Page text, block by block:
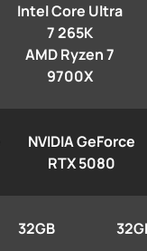
Intel Core Ultra
7 265K
AMD Ryzen 7
9700X
NVIDIA GeForce
RTX 5080
32GB